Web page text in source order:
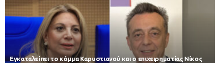
Εγκαταλείπει το κόμμα Καρυστιανού και ο επιχειρηματίας Νίκος